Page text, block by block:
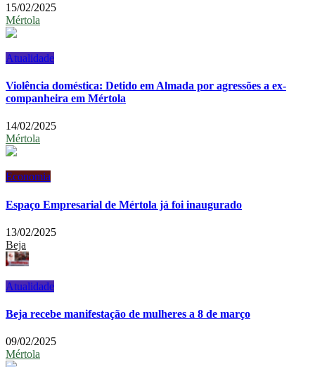
15/02/2025
Mértola
Atualidade
Violência doméstica: Detido em Almada por agressões a ex-
companheira em Mértola
14/02/2025
Mértola
Economia
Espaço Empresarial de Mértola já foi inaugurado
13/02/2025
Beja
Atualidade
Beja recebe manifestação de mulheres a 8 de março
09/02/2025
Mértola